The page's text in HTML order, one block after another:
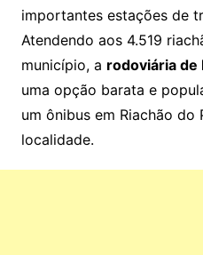
importantes estações de
Atendendo aos 4.519
município, a rodoviária de
uma opção barata e
um ônibus em Riachão do
localidade.